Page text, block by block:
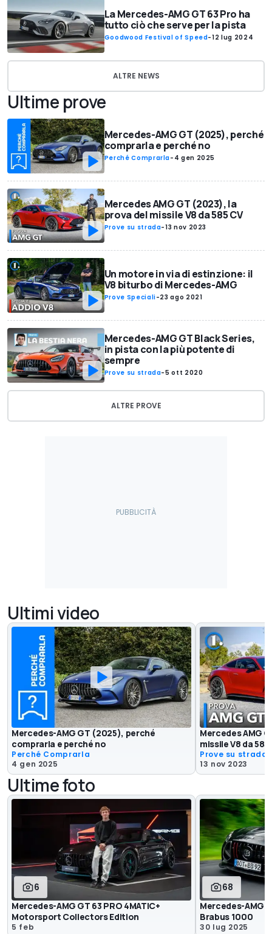
La Mercedes-AMG GT 63 Pro ha
tutto ciò che serve per la pista
Goodwood Festival of Speed-12 lug 2024
ALTRE NEWS
Ultime prove
Mercedes-AMG GT (2025), perché
comprarla e perché no
Perché Comprarla- 4 gen 2025
Mercedes AMG GT (2023), la
prova del missile V8 da 585 CV
Prove su strada-13 nov 2023
Un motore in via di estinzione: il
V8 biturbo di Mercedes-AMG
Prove Speciali-23 ago 2021
Mercedes-AMG GT Black Series,
in pista con la più potente di
sempre
Prove su strada-5 ott 2020
ALTRE PROVE
Ultimi video
Mercedes-AMG GT (2025), perché
comprarla e perché no
Perché Comprarla
4 gen 2025
Mercedes AMG
missile V8 da 585
Prove su strada
13 nov 2023
Ultime foto
6
Mercedes-AMG GT 63 PRO 4MATIC+
Motorsport Collectors Edition
5 feb
68
Mercedes-AMG
Brabus 1000
30 lug 2025